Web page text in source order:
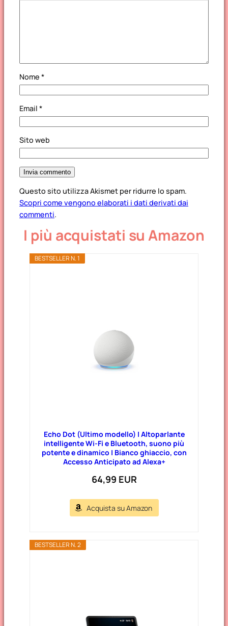
Nome *
Email *
Sito web
Questo sito utilizza Akismet per ridurre lo spam.
Scopri come vengono elaborati i dati derivati dai
commenti.
I più acquistati su Amazon
BESTSELLER N. 1
Echo Dot (Ultimo modello) | Altoparlante
intelligente Wi-Fi e Bluetooth, suono più
potente e dinamico | Bianco ghiaccio, con
Accesso Anticipato ad Alexa+
64,99 EUR
Acquista su Amazon
BESTSELLER N. 2